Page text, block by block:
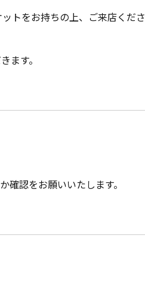
トをお持ちの上、ご来店くださ
ます。
認をお願いいたします。